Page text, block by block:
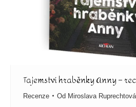
Tajemství hraběnky Anny –
Recenze Od Miroslava Ruprechtová